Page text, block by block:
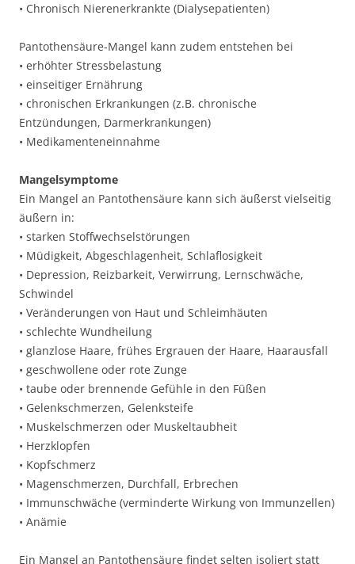
• Chronisch Nierenerkrankte (Dialysepatienten)
Pantothensäure-Mangel kann zudem entstehen bei
• erhöhter Stressbelastung
• einseitiger Ernährung
• chronischen Erkrankungen (z.B. chronische
Entzündungen, Darmerkrankungen)
• Medikamenteneinnahme
Mangelsymptome
Ein Mangel an Pantothensäure kann sich äußerst vielseitig
äußern in:
• starken Stoffwechselstörungen
• Müdigkeit, Abgeschlagenheit, Schlaflosigkeit
• Depression, Reizbarkeit, Verwirrung, Lernschwäche,
Schwindel
• Veränderungen von Haut und Schleimhäuten
• schlechte Wundheilung
• glanzlose Haare, frühes Ergrauen der Haare, Haarausfall
• geschwollene oder rote Zunge
• taube oder brennende Gefühle in den Füßen
• Gelenkschmerzen, Gelenksteife
• Muskelschmerzen oder Muskeltaubheit
• Herzklopfen
• Kopfschmerz
• Magenschmerzen, Durchfall, Erbrechen
• Immunschwäche (verminderte Wirkung von Immunzellen)
• Anämie
Ein Mangel an Pantothensäure findet selten isoliert statt